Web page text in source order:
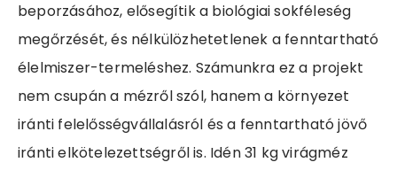
beporzásához, elősegítik a biológiai sokféleség
megőrzését, és nélkülözhetetlenek a fenntartható
élelmiszer-termeléshez. Számunkra ez a projekt
nem csupán a mézről szól, hanem a környezet
iránti felelősségvállalásról és a fenntartható jövő
iránti elkötelezettségről is. Idén 31 kg virágméz